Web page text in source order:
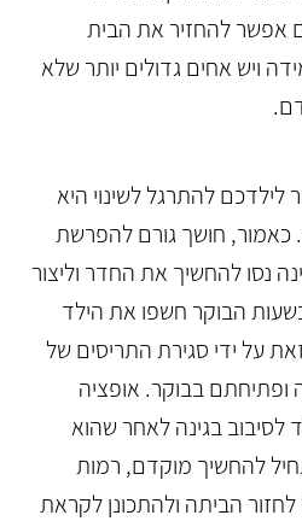
אפשר להחזיר את הבית
ויש אחים גדולים יותר שלא
להתרגל לשינוי היא
כאמור, חושך גורם להפרשת
נסו להחשיך את החדר וליצור
הבוקר חשפו את הילד
על ידי סגירת התריסים של
בבוקר. אופציה
בגינה לאחר שהוא
להחשיך מוקדם, רמות
לחזור הביתה ולהתכונן לקראת